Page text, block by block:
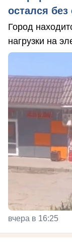
остался без
Город
нагрузки на
вчера в 16:25